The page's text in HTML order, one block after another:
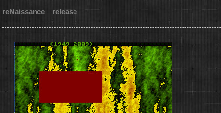
reNaissance release